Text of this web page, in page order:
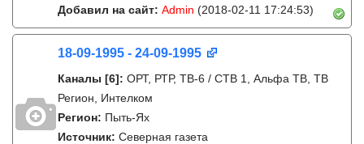
Добавил на сайт: Admin (2018-02-11 17:24:53)
18-09-1995 - 24-09-1995
Каналы [6]: ОРТ, РТР, ТВ-6 / СТВ 1, Альфа ТВ, ТВ
Регион, Интелком
Регион: Пыть-Ях
Источник: Северная газета